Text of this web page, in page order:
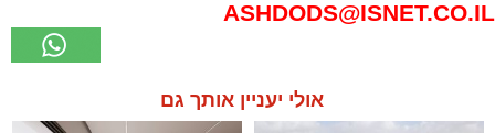
ASHDODS@ISNET.CO.IL
אולי יעניין אותך גם